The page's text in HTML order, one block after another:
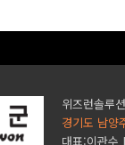
위즈런솔루션
경기도 남양
대표:이관수